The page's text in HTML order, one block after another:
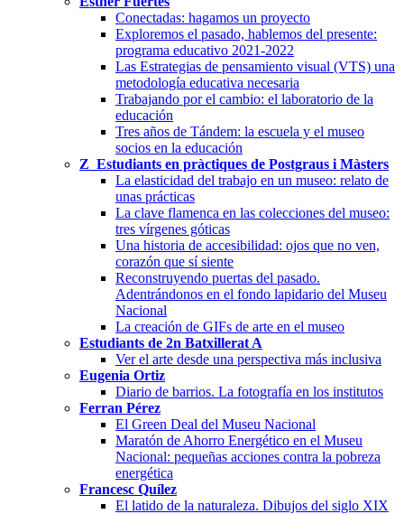
Conectadas: hagamos un proyecto
Exploremos el pasado, hablemos del presente:
programa educativo 2021-2022
Las Estrategias de pensamiento visual (VTS) una
metodología educativa necesaria
Trabajando por el cambio: el laboratorio de la
educación
Tres años de Tándem: la escuela y el museo
socios en la educación
Z_Estudiants en pràctiques de Postgraus i Màsters
La elasticidad del trabajo en un museo: relato de
unas prácticas
La clave flamenca en las colecciones del museo:
tres vírgenes góticas
Una historia de accesibilidad: ojos que no ven,
corazón que sí siente
Reconstruyendo puertas del pasado.
Adentrándonos en el fondo lapidario del Museu
Nacional
La creación de GIFs de arte en el museo
Estudiants de 2n Batxillerat A
Ver el arte desde una perspectiva más inclusiva
Eugenia Ortiz
Diario de barrios. La fotografía en los institutos
Ferran Pérez
El Green Deal del Museu Nacional
Maratón de Ahorro Energético en el Museu
Nacional: pequeñas acciones contra la pobreza
energética
Francesc Quílez
El latido de la naturaleza. Dibujos del siglo XIX